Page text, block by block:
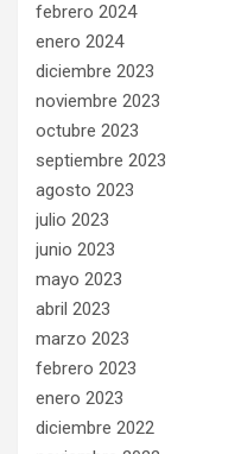
febrero 2024
enero 2024
diciembre 2023
noviembre 2023
octubre 2023
septiembre 2023
agosto 2023
julio 2023
junio 2023
mayo 2023
abril 2023
marzo 2023
febrero 2023
enero 2023
diciembre 2022